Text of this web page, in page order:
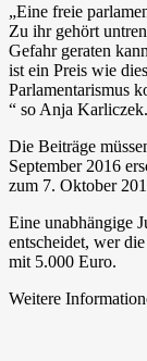
„Eine freie
Zu ihr gehört
Gefahr geraten
ist ein Preis wie
Parlamentarismus
“ so Anja Karliczek.
Die Beiträge
September 2016
zum 7. Oktober
Eine unabhängige
entscheidet, wer
mit 5.000 Euro.
Weitere